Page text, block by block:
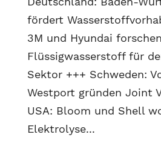
fördert
3M und Hyundai
Flüssigwasserstoff für
Sektor +++ Schweden:
Westport gründen Joint
USA: Bloom und Shell
Elektrolyse...